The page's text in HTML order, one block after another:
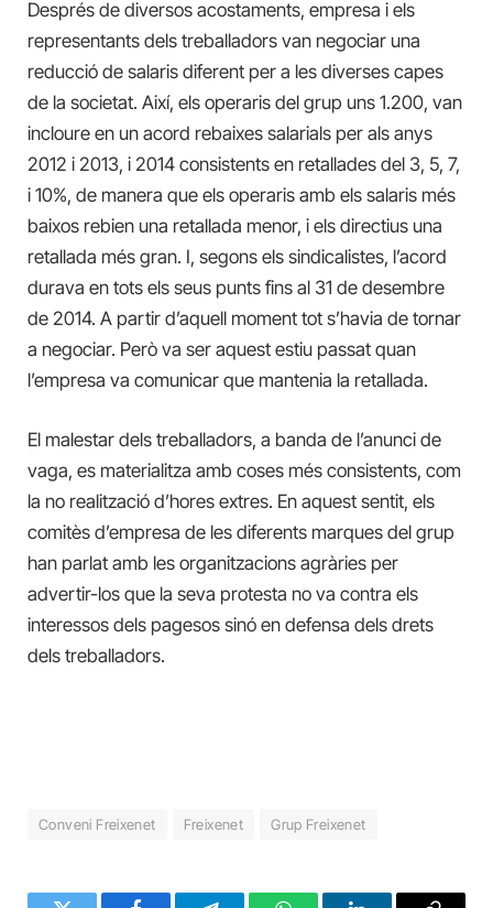
Després de diversos acostaments, empresa i els
representants dels treballadors van negociar una
reducció de salaris diferent per a les diverses capes
de la societat. Així, els operaris del grup uns 1.200, van
incloure en un acord rebaixes salarials per als anys
2012 i 2013, i 2014 consistents en retallades del 3, 5, 7,
i 10%, de manera que els operaris amb els salaris més
baixos rebien una retallada menor, i els directius una
retallada més gran. I, segons els sindicalistes, l’acord
durava en tots els seus punts fins al 31 de desembre
de 2014. A partir d’aquell moment tot s’havia de tornar
a negociar. Però va ser aquest estiu passat quan
l’empresa va comunicar que mantenia la retallada.
El malestar dels treballadors, a banda de l’anunci de
vaga, es materialitza amb coses més consistents, com
la no realització d’hores extres. En aquest sentit, els
comitès d’empresa de les diferents marques del grup
han parlat amb les organitzacions agràries per
advertir-los que la seva protesta no va contra els
interessos dels pagesos sinó en defensa dels drets
dels treballadors.
Conveni Freixenet Freixenet Grup Freixenet